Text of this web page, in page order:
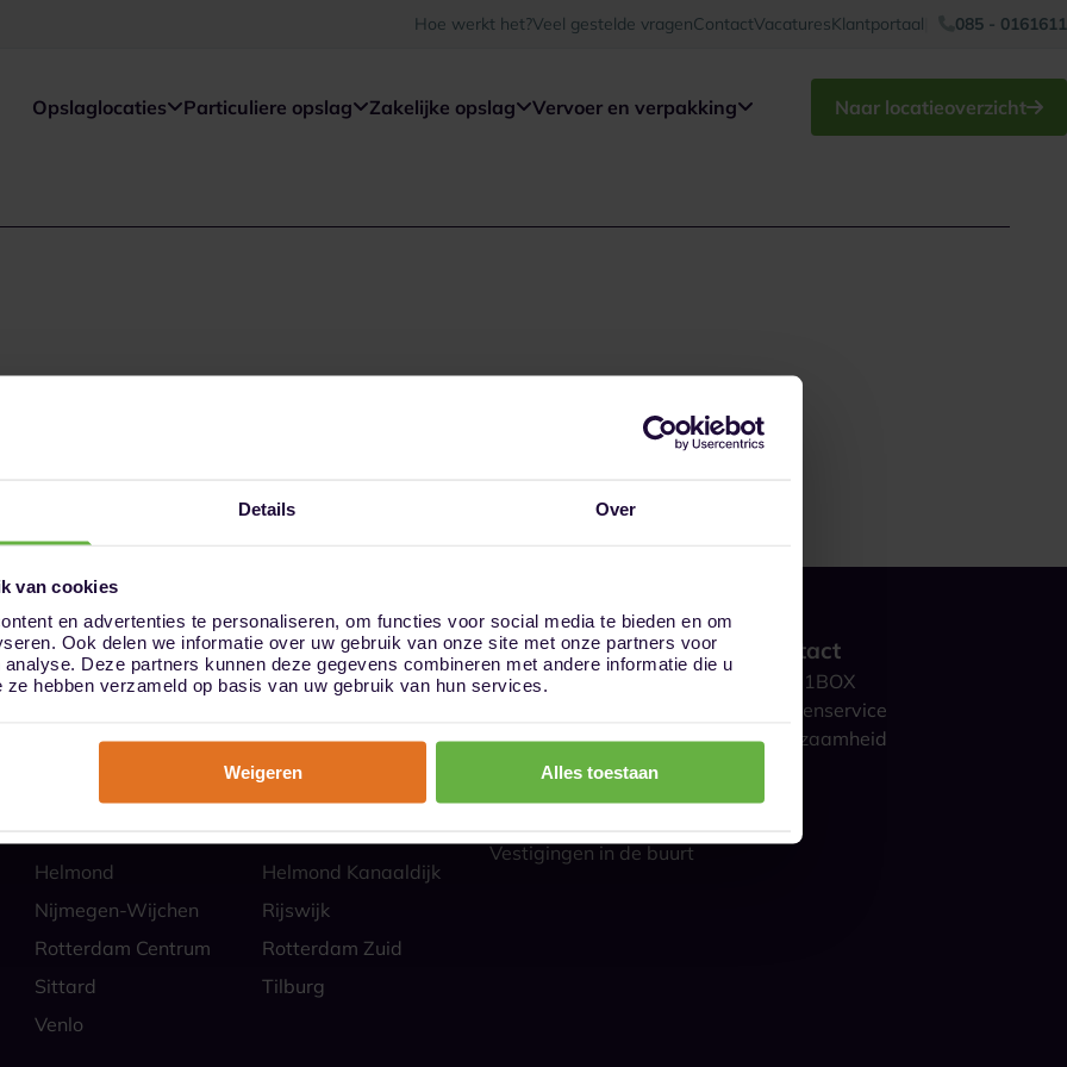
Details Over
van cookies
en advertenties te personaliseren, om functies voor social media te bieden en om
Ook delen we informatie over uw gebruik van onze site met onze partners voor
Deze partners kunnen deze gegevens combineren met andere informatie die u
hebben verzameld op basis van uw gebruik van hun services.
Weigeren Alles toestaan
Hoe werkt het?Veel gestelde vragenContactVacaturesKlantportaal 085 - 0161611
Opslaglocaties Particuliere opslag Zakelijke opslag Vervoer en verpakking Naar locatieoverzicht
Almere
Alphen aan den Rijn
Eindhoven Best
Helmond
Helmond Kanaaldijk
Nijmegen-Wijchen
Rijswijk
Rotterdam Centrum
Rotterdam Zuid
Sittard
Tilburg
Venlo
Hoe werkt het?
Veilige opslag
Particulieren
Zakelijk
Vestigingen in de buurt
Contact
Over 1BOX
Klantenservice
Duurzaamheid